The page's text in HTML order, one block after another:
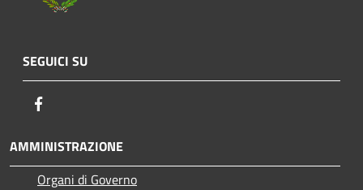
SEGUICI SU
AMMINISTRAZIONE
Organi di Governo